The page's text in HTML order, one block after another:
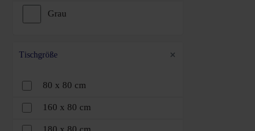
Grau
Tischgröße
80 x 80 cm
160 x 80 cm
180 x 80 cm